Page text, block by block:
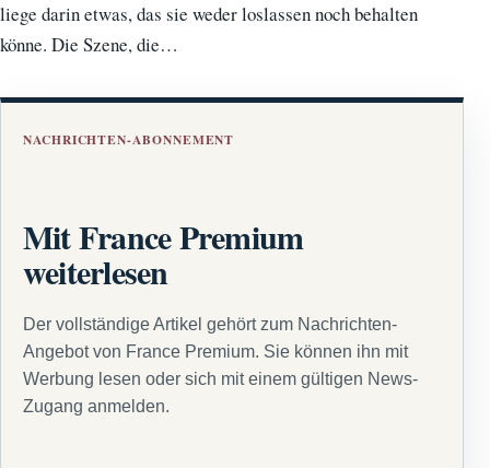
liege darin etwas, das sie weder loslassen noch behalten
könne. Die Szene, die…
NACHRICHTEN-ABONNEMENT
Mit France Premium
weiterlesen
Der vollständige Artikel gehört zum Nachrichten-
Angebot von France Premium. Sie können ihn mit
Werbung lesen oder sich mit einem gültigen News-
Zugang anmelden.